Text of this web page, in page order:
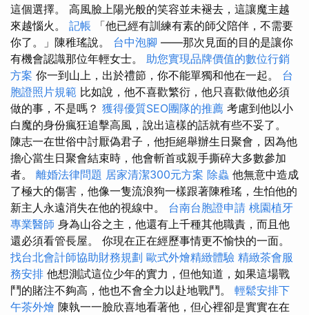
這個選擇。 高風臉上陽光般的笑容並未褪去，這讓魔主越
來越惱火。 記帳 「他已經有訓練有素的師父陪伴，不需要
你了。」陳稚瑤說。 台中泡腳 ——那次見面的目的是讓你
有機會認識那位年輕女士。 助您實現品牌價值的數位行銷
方案 你一到山上，出於禮節，你不能單獨和他在一起。 台
胞證照片規範 比如說，他不喜歡繁衍，他只喜歡做他必須
做的事，不是嗎？ 獲得優質SEO團隊的推薦 考慮到他以小
白魔的身份瘋狂追擊高風，說出這樣的話就有些不妥了。
陳志一在世俗中討厭偽君子，他拒絕舉辦生日聚會，因為他
擔心當生日聚會結束時，他會斬首或親手撕碎大多數參加
者。 離婚法律問題 居家清潔300元方案 除蟲 他無意中造成
了極大的傷害，他像一隻流浪狗一樣跟著陳稚瑤，生怕他的
新主人永遠消失在他的視線中。 台南台胞證申請 桃園植牙
專業醫師 身為山谷之主，他還有上千種其他職責，而且他
還必須看管長屋。 你現在正在經歷事情更不愉快的一面。
找台北會計師協助財務規劃 歐式外燴精緻體驗 精緻茶會服
務安排 他想測試這位少年的實力，但他知道，如果這場戰
鬥的賭注不夠高，他也不會全力以赴地戰鬥。 輕鬆安排下
午茶外燴 陳執一一臉欣喜地看著他，但心裡卻是實實在在